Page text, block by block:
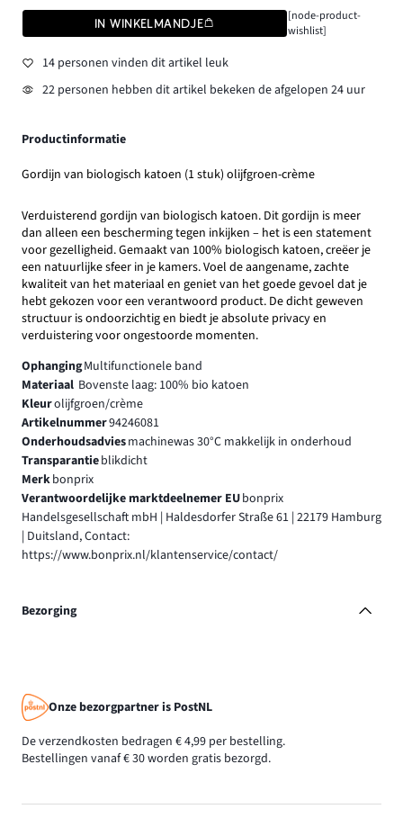
IN WINKELMANDJE
[node-product-
wishlist]
14 personen vinden dit artikel leuk
22 personen hebben dit artikel bekeken de afgelopen 24 uur
Productinformatie
Gordijn van biologisch katoen (1 stuk) olijfgroen-crème
Verduisterend gordijn van biologisch katoen. Dit gordijn is meer
dan alleen een bescherming tegen inkijken – het is een statement
voor gezelligheid. Gemaakt van 100% biologisch katoen, creëer je
een natuurlijke sfeer in je kamers. Voel de aangename, zachte
kwaliteit van het materiaal en geniet van het goede gevoel dat je
hebt gekozen voor een verantwoord product. De dicht geweven
structuur is ondoorzichtig en biedt je absolute privacy en
verduistering voor ongestoorde momenten.
OphangingMultifunctionele band
Materiaal Bovenste laag: 100% bio katoen
Kleurolijfgroen/crème
Artikelnummer94246081
Onderhoudsadviesmachinewas 30°C makkelijk in onderhoud
Transparantieblikdicht
Merkbonprix
Verantwoordelijke marktdeelnemer EUbonprix
Handelsgesellschaft mbH | Haldesdorfer Straße 61 | 22179 Hamburg
| Duitsland, Contact:
https://www.bonprix.nl/klantenservice/contact/
Bezorging
Onze bezorgpartner is PostNL
De verzendkosten bedragen € 4,99 per bestelling.
Bestellingen vanaf € 30 worden gratis bezorgd.